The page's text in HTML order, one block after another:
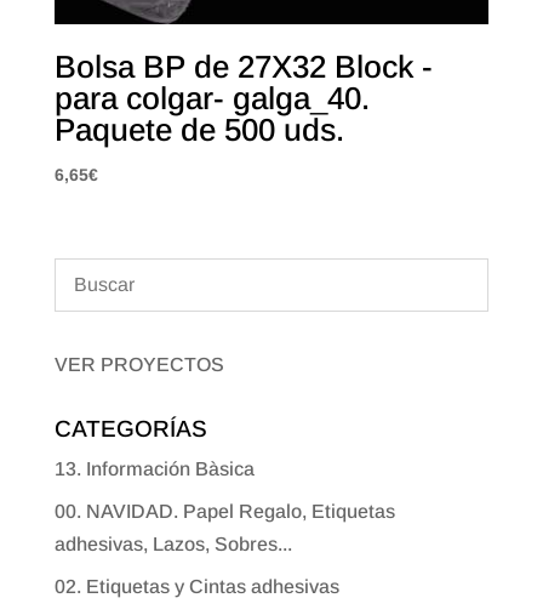
Bolsa BP de 27X32 Block -
para colgar- galga_40.
Paquete de 500 uds.
6,65€
VER PROYECTOS
CATEGORÍAS
13. Información Bàsica
00. NAVIDAD. Papel Regalo, Etiquetas
adhesivas, Lazos, Sobres...
02. Etiquetas y Cintas adhesivas